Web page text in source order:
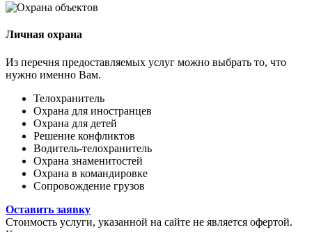
Личная охрана
Из перечня предоставляемых услуг можно выбрать то, что
нужно именно Вам.
Телохранитель
Охрана для иностранцев
Охрана для детей
Решение конфликтов
Водитель-телохранитель
Охрана знаменитостей
Охрана в командировке
Сопровождение грузов
Оставить заявку
Стоимость услуги, указанной на сайте не является офертой.